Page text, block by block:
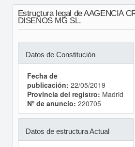
Estructura legal de AAGENCIA
DISEÑOS MG SL.
Datos de Constitución
Fecha de
publicación: 22/05/2019
Provincia del registro: Madrid
Nº de anuncio: 220705
Datos de estructura Actual